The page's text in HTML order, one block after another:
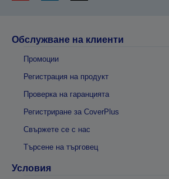
Обслужване на клиенти
Промоции
Регистрация на продукт
Проверка на гаранцията
Регистриране за CoverPlus
Свържете се с нас
Търсене на търговец
Условия